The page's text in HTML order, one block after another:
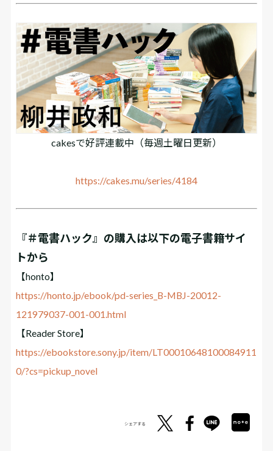
cakesで好評連載中（毎週土曜日更新）
https://cakes.mu/series/4184
『＃電書ハック』の購入は以下の電子書籍サイ
トから
【honto】
https://honto.jp/ebook/pd-series_B-MBJ-20012-
121979037-001-001.html
【Reader Store】
https://ebookstore.sony.jp/item/LT00010648100084911
0/?cs=pickup_novel
シェアする